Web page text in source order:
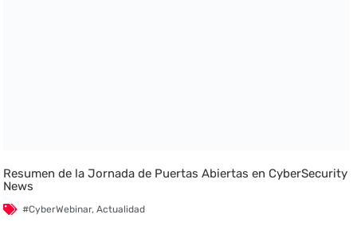
Resumen de la Jornada de Puertas Abiertas en CyberSecurity
News
#CyberWebinar,Actualidad